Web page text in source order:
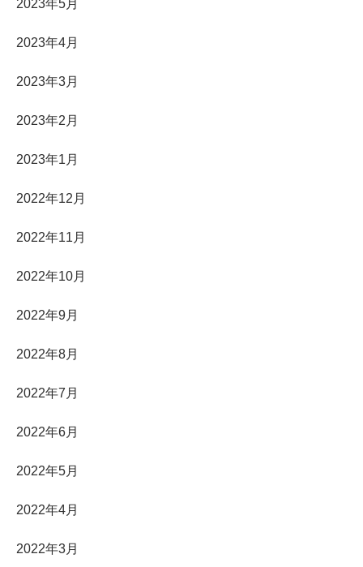
2023年5月
2023年4月
2023年3月
2023年2月
2023年1月
2022年12月
2022年11月
2022年10月
2022年9月
2022年8月
2022年7月
2022年6月
2022年5月
2022年4月
2022年3月